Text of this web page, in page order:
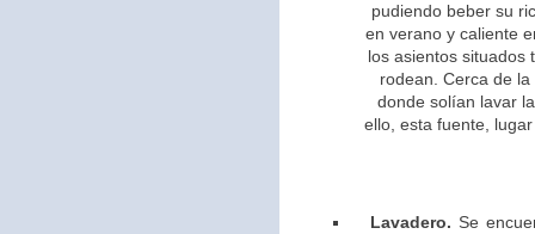
pudiendo beber su
en verano y caliente
los asientos situados
rodean. Cerca de
donde solían lavar
ello, esta fuente,
Lavadero. Se